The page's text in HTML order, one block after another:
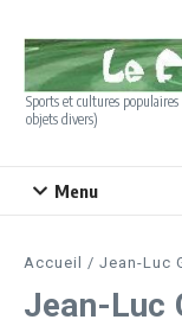
Sports et cultures
objets divers)
Menu
Accueil / Jean-Luc
Jean-Luc